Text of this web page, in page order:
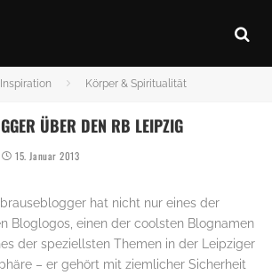
Körper & Spiritualität
ÜBER DEN RB LEIPZIG
15. Januar 2013
hat nicht nur eines der
Bloglogos, einen der coolsten Blognamen
der speziellsten Themen in der Leipziger
– er gehört mit ziemlicher Sicherheit